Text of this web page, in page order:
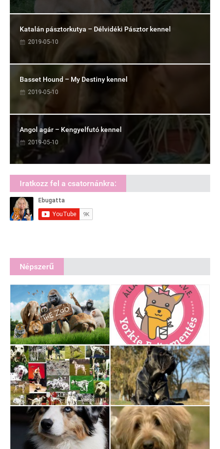
Katalán pásztorkutya – Délvidéki Pásztor kennel
2019-05-10
Basset Hound – My Destiny kennel
2019-05-10
Angol agár – Kengyelfutó kennel
2019-05-10
Iratkozz fel a csatornánkra:
Népszerű